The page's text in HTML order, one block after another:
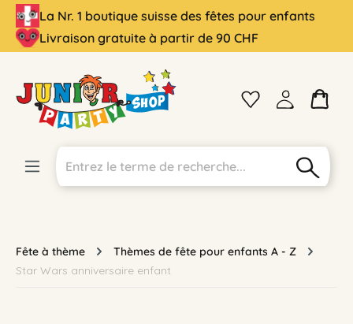
principal
La Nr. 1 boutique suisse des fêtes pour enfants
Livraison gratuite à partir de 90 CHF
Fête à thème
Thèmes de fête pour enfants A - Z
Star Wars anniversaire enfant